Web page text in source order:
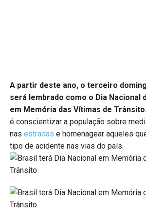
A partir deste ano, o terceiro
será lembrado como o Dia Nacional
em Memória das Vítimas de
é conscientizar a população sobre
nas estradas e homenagear aqueles
tipo de acidente nas vias do país.